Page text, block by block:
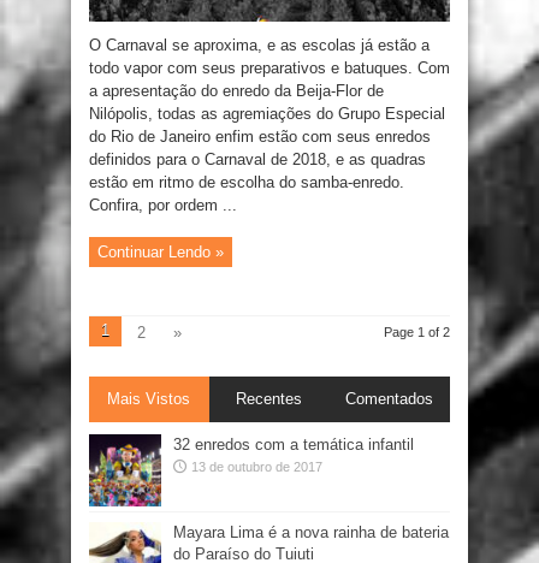
O Carnaval se aproxima, e as escolas já estão a
todo vapor com seus preparativos e batuques. Com
a apresentação do enredo da Beija-Flor de
Nilópolis, todas as agremiações do Grupo Especial
do Rio de Janeiro enfim estão com seus enredos
definidos para o Carnaval de 2018, e as quadras
estão em ritmo de escolha do samba-enredo.
Confira, por ordem ...
Continuar Lendo »
Page 1 of 2
1 2 »
Mais Vistos Recentes Comentados
32 enredos com a temática infantil
13 de outubro de 2017
Mayara Lima é a nova rainha de bateria
do Paraíso do Tuiuti